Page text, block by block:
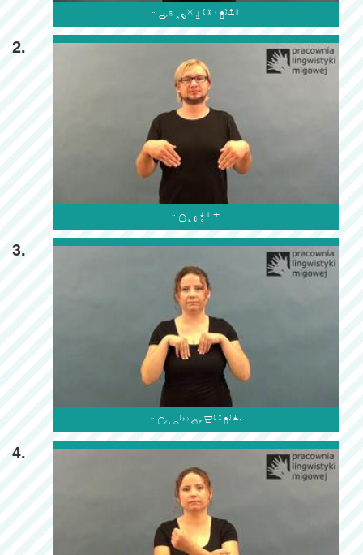

2.

3.

4.